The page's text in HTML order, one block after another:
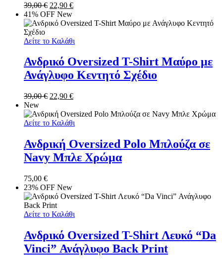
39,00€ 22,90 €
41% OFF New
Δείτε το Καλάθι
Ανδρικό Oversized T-Shirt Μαύρο με
Ανάγλυφο Κεντητό Σχέδιο
39,00€ 22,90 €
New
Δείτε το Καλάθι
Ανδρική Oversized Polo Μπλούζα σε
Navy Μπλε Χρώμα
75,00 €
23% OFF New
Δείτε το Καλάθι
Ανδρικό Oversized T-Shirt Λευκό “Da
Vinci” Ανάγλυφο Back Print